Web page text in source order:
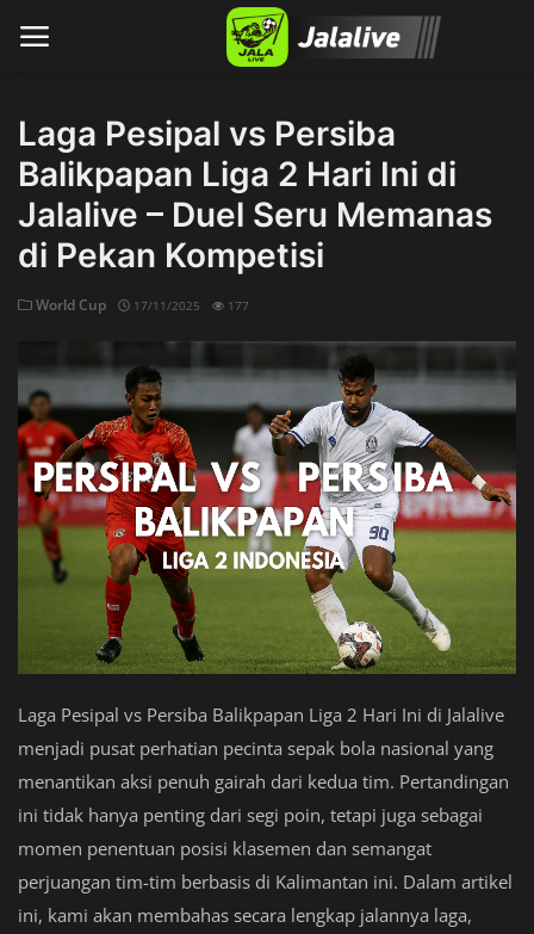
Home
Laga Pesipal vs Persiba
Balikpapan Liga 2 Hari Ini di
Jalalive – Duel Seru Memanas
di Pekan Kompetisi
World Cup 17/11/2025 177
Laga Pesipal vs Persiba Balikpapan Liga 2 Hari Ini di Jalalive
menjadi pusat perhatian pecinta sepak bola nasional yang
menantikan aksi penuh gairah dari kedua tim. Pertandingan
ini tidak hanya penting dari segi poin, tetapi juga sebagai
momen penentuan posisi klasemen dan semangat
perjuangan tim-tim berbasis di Kalimantan ini. Dalam artikel
ini, kami akan membahas secara lengkap jalannya laga,